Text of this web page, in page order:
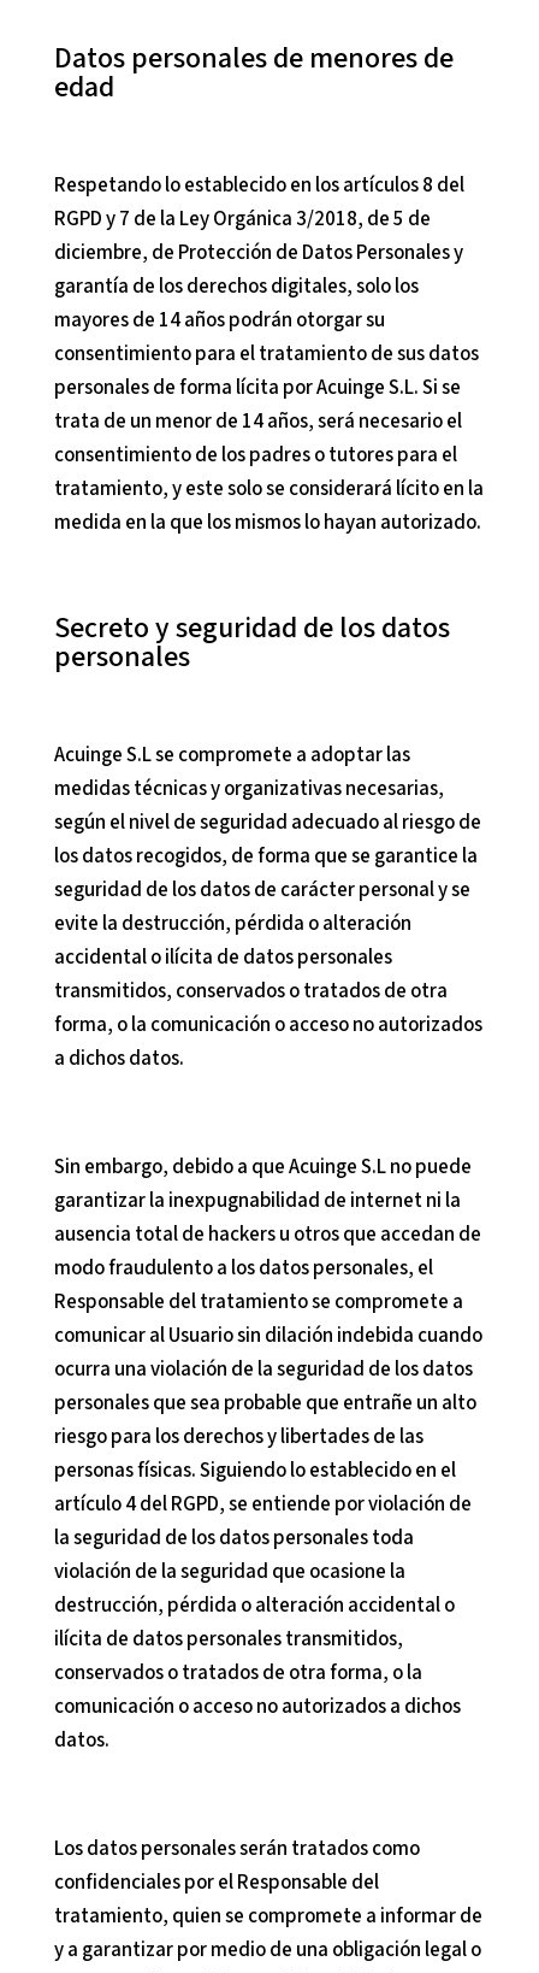
Datos personales de menores de
edad
Respetando lo establecido en los artículos 8 del
RGPD y 7 de la Ley Orgánica 3/2018, de 5 de
diciembre, de Protección de Datos Personales y
garantía de los derechos digitales, solo los
mayores de 14 años podrán otorgar su
consentimiento para el tratamiento de sus datos
personales de forma lícita porAcuinge S.L. Si se
trata de un menor de 14 años, será necesario el
consentimiento de los padres o tutores para el
tratamiento, y este solo se considerará lícito en la
medida en la que los mismos lo hayan autorizado.
Secreto y seguridad de los datos
personales
Acuinge S.Lse compromete a adoptar las
medidas técnicas y organizativas necesarias,
según el nivel de seguridad adecuado al riesgo de
los datos recogidos, de forma que se garantice la
seguridad de los datos de carácter personal y se
evite la destrucción, pérdida o alteración
accidental o ilícita de datos personales
transmitidos, conservados o tratados de otra
forma, o la comunicación o acceso no autorizados
a dichos datos.
Sin embargo, debido a queAcuinge S.Lno puede
garantizar la inexpugnabilidad de internet ni la
ausencia total de hackers u otros que accedan de
modo fraudulento a los datos personales, el
Responsable del tratamiento se compromete a
comunicar al Usuario sin dilación indebida cuando
ocurra una violación de la seguridad de los datos
personales que sea probable que entrañe un alto
riesgo para los derechos y libertades de las
personas físicas. Siguiendo lo establecido en el
artículo 4 del RGPD, se entiende por violación de
la seguridad de los datos personales toda
violación de la seguridad que ocasione la
destrucción, pérdida o alteración accidental o
ilícita de datos personales transmitidos,
conservados o tratados de otra forma, o la
comunicación o acceso no autorizados a dichos
datos.
Los datos personales serán tratados como
confidenciales por el Responsable del
tratamiento, quien se compromete a informar de
y a garantizar por medio de una obligación legal o